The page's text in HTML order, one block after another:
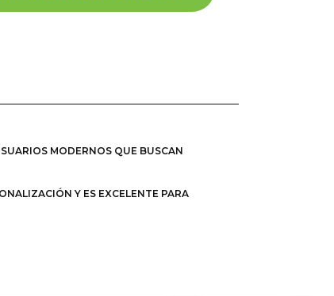
MODERNOS QUE BUSCAN
Y ES EXCELENTE PARA